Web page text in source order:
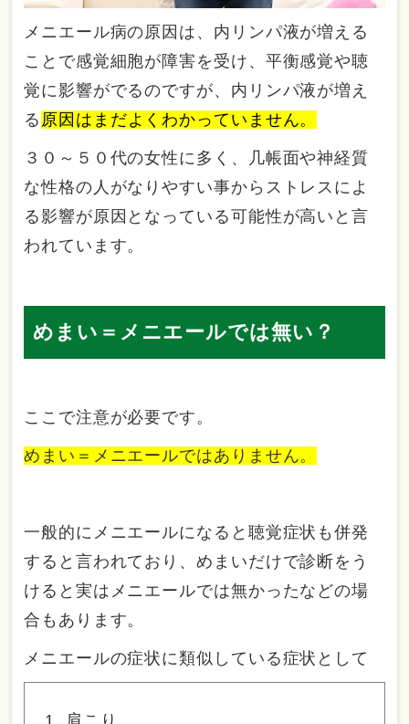
メニエール病の原因は、内リンパ液が増える
ことで感覚細胞が障害を受け、平衡感覚や聴
覚に影響がでるのですが、内リンパ液が増え
る 原因はまだよくわかっていません。
３０～５０代の女性に多く、几帳面や神経質
な性格の人がなりやすい事からストレスによ
る影響が原因となっている可能性が高いと言
われています。
めまい＝メニエールでは無い？
ここで注意が必要です。
めまい＝メニエールではありません。
一般的にメニエールになると聴覚症状も併発
すると言われており、めまいだけで診断をう
けると実はメニエールでは無かったなどの場
合もあります。
メニエールの症状に類似している症状として